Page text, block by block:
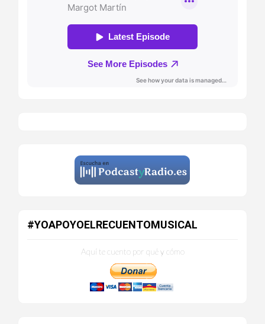
#YOAPOYOELRECUENTOMUSICAL
Aquí te cuento por qué y cómo